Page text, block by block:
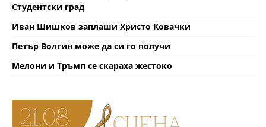
Студентски град
Иван Шишков заплаши Христо Ковачки
Петър Волгин може да си го получи
Мелони и Тръмп се скараха жестоко